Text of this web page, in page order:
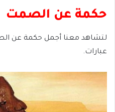
حكمة عن الصمت
لتشاهد معنا أجمل حكمة عن
عبارات.